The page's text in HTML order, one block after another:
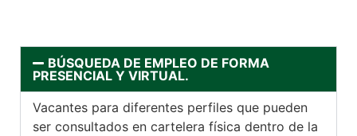
BÚSQUEDA DE EMPLEO DE FORMA
PRESENCIAL Y VIRTUAL.
Vacantes para diferentes perfiles que pueden
ser consultados en cartelera física dentro de la